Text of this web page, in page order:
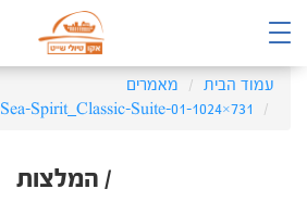
עמוד הבית
מאמרים
Sea-Spirit_Classic-Suite-01-1024×731
/ המלצות